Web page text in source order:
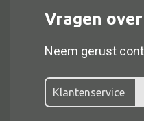
Glaskast
Nachtkast
Kast overige
Vragen
Neem gerust
Klantenservice